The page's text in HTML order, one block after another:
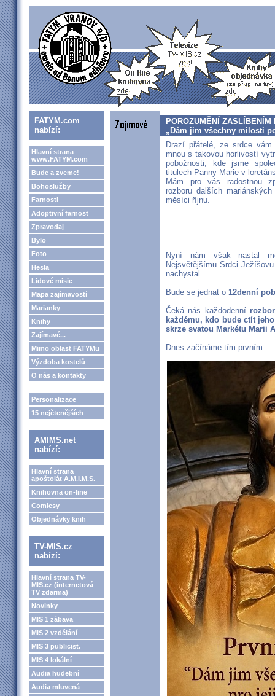
FATYM.com
nabízí:
Hlavní strana
www.FATYM.com
Bude a zveme!
Bohoslužby
Farnosti
Adoptivní farnost
Zpravodaj
Bylo
Foto
Hesla
Lidové misie
Mapa zajímavostí
Marianky
Knihy
Zajímavé...
Mimo oblast FATYMu
Výzdoba kostelů
O nás a kontakty
Personalizace
15 nejčtenějších
AMIMS.net
nabízí:
Hlavní strana
apoštolát A.M.I.M.S.
Knihovna on-line
Comicsy
Objednávky knih
TV-MIS.cz
nabízí:
Hlavní strana TV-
MIS.cz (internetová
TV zdarma)
Novinky
MIS 1 zábava
MIS 2 vzdělání
MIS 3 publicist.
MIS 4 lokální
Audia hudební
Audia mluvená
POROZUMĚNÍ
„Dám jim všechny milosti
Drazí přátelé, ze srdce
mnou s takovou horlivostí
pobožnosti, kde jsme
titulech Panny Marie v
Mám pro vás radostnou
rozboru dalších
měsíci říjnu.
Nyní nám však nastal
Nejsvětějšímu Srdci
nachystal.
Bude se jednat o 12denní
Čeká nás každodenní
každému, kdo bude ctít
skrze svatou Markétu Marii
Dnes začínáme tím prvním.